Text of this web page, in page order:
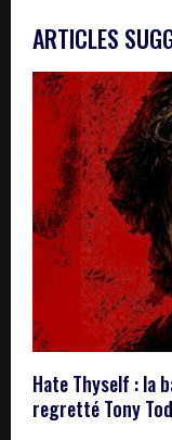
ARTICLES
Hate Thyself : la
regretté Tony